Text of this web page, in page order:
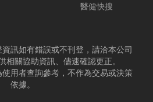
醫健快搜
訊如有錯誤或不刊登，請洽本公司
相關協助資訊、儘速確認更正。
用者查詢參考，不作為交易或決策
依據。